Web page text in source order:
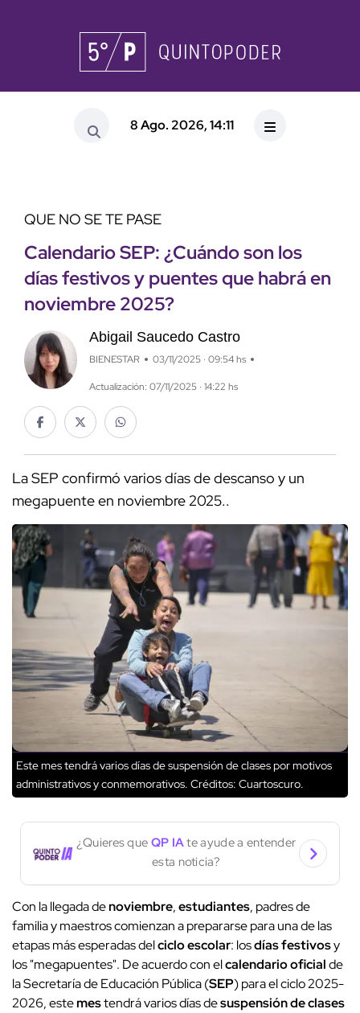
8 Ago. 2026, 14:11
QUE NO SE TE PASE
Calendario SEP: ¿Cuándo son los
días festivos y puentes que habrá en
noviembre 2025?
Abigail Saucedo Castro
BIENESTAR 03/11/2025 · 09:54 hs
Actualización: 07/11/2025 · 14:22 hs
La SEP confirmó varios días de descanso y un
megapuente en noviembre 2025..
Este mes tendrá varios días de suspensión de clases por motivos
administrativos y conmemorativos. Créditos: Cuartoscuro.
¿Quieres que QP IAte ayude a entender
esta noticia?
Con la llegada denoviembre,estudiantes, padres de
familia y maestros comienzan a prepararse para una de las
etapas más esperadas delciclo escolar: losdías festivosy
los "megapuentes". De acuerdo con elcalendario oficialde
la Secretaría de Educación Pública (SEP) para el ciclo 2025-
2026, estemestendrá varios días desuspensión de clases